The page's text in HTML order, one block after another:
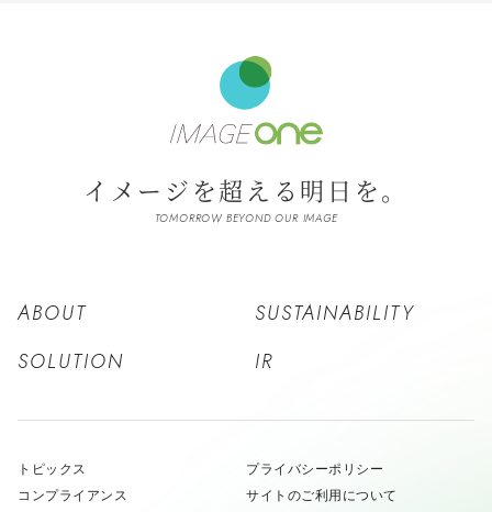
イメージを超える明日を。
TOMORROW BEYOND OUR IMAGE
ABOUT
SOLUTION
SUSTAINABILITY
IR
トピックス
プライバシーポリシー
コンプライアンス
サイトのご利用について